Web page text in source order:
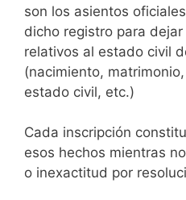
son los asientos
dicho registro para
relativos al estado civil
(nacimiento,
estado civil, etc.)
Cada inscripción
esos hechos mientras
o inexactitud por